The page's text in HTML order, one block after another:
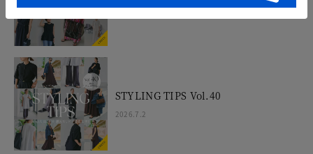
2026.7.9
STYLING TIPS Vol.40
2026.7.2